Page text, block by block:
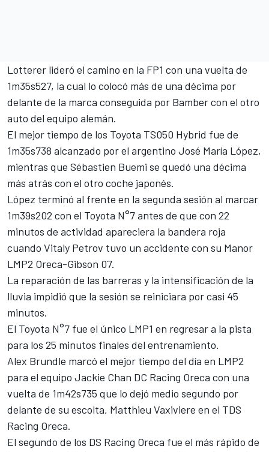
Lotterer lideró el camino en la FP1 con una vuelta de
1m35s527, la cual lo colocó más de una décima por
delante de la marca conseguida por Bamber con el otro
auto del equipo alemán.
El mejor tiempo de los Toyota TS050 Hybrid fue de
1m35s738 alcanzado por el argentino José María López,
mientras que Sébastien Buemi se quedó una décima
más atrás con el otro coche japonés.
López terminó al frente en la segunda sesión al marcar
1m39s202 con el Toyota N°7 antes de que con 22
minutos de actividad apareciera la bandera roja
cuando Vitaly Petrov tuvo un accidente con su Manor
LMP2 Oreca-Gibson 07.
La reparación de las barreras y la intensificación de la
lluvia impidió que la sesión se reiniciara por casi 45
minutos.
El Toyota N°7 fue el único LMP1 en regresar a la pista
para los 25 minutos finales del entrenamiento.
Alex Brundle marcó el mejor tiempo del día en LMP2
para el equipo Jackie Chan DC Racing Oreca con una
vuelta de 1m42s735 que lo dejó medio segundo por
delante de su escolta, Matthieu Vaxiviere en el TDS
Racing Oreca.
El segundo de los DS Racing Oreca fue el más rápido de